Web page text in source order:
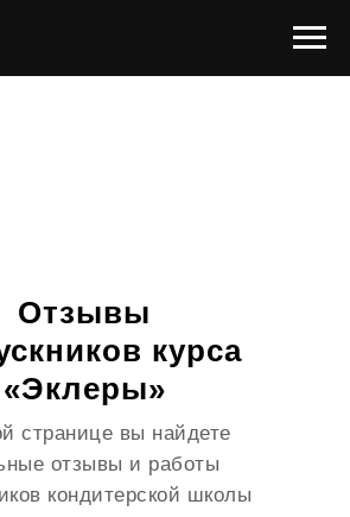
Отзывы
курса
«Эклеры»
странице вы найдете
отзывы и работы
кондитерской школы